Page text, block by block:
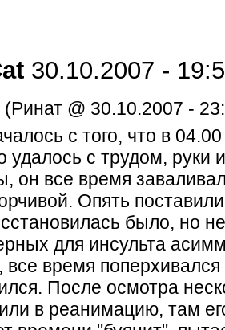
30.10.2007 -
(Ринат @ 30.10.2007 -
с того, что в
удалось с трудом, руки
он все время
Опять
было, но
для инсульта
все время
После осмотра
в реанимацию, там